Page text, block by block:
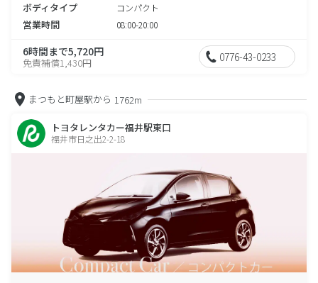
ボディタイプ コンパクト
営業時間 08:00-20:00
6時間まで5,720円
免責補償1,430円 0776-43-0233
まつもと町屋駅から 1762m
トヨタレンタカー福井駅東口
福井市日之出2-2-18